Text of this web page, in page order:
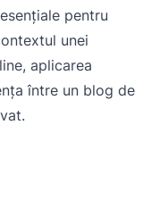
pentru
unei
aplicarea
între un blog de